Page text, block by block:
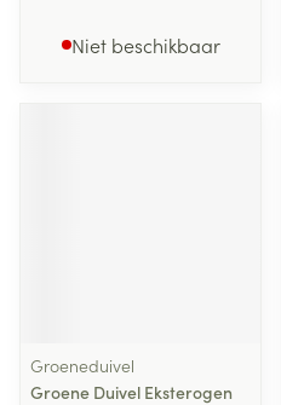
Niet beschikbaar
Groeneduivel
Groene Duivel Eksterogen